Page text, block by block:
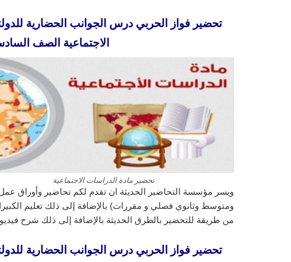
تحضير فواز الحربي درس الجوانب الحضارية
الاجتماعية الصف السادس
تحضير مادة الدراسات الاجتماعية
ويسر مؤسسة التحاضير الحديثة ان تقدم لكم تحاضير وأوراق
ومتوسط وثانوي فصلي و مقررات) بالإضافة إلى ذلك تعليم
من طريقة للتحضير بالطرق الحديثة بالإضافة إلى ذلك شرح
تحضير فواز الحربي درس الجوانب الحضارية